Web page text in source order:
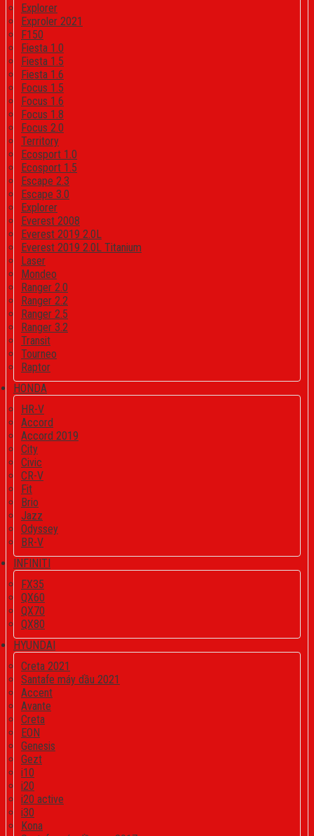
Explorer
Exproler 2021
F150
Fiesta 1.0
Fiesta 1.5
Fiesta 1.6
Focus 1.5
Focus 1.6
Focus 1.8
Focus 2.0
Territory
Ecosport 1.0
Ecosport 1.5
Escape 2.3
Escape 3.0
Explorer
Everest 2008
Everest 2019 2.0L
Everest 2019 2.0L Titanium
Laser
Mondeo
Ranger 2.0
Ranger 2.2
Ranger 2.5
Ranger 3.2
Transit
Tourneo
Raptor
HONDA
HR-V
Accord
Accord 2019
City
Civic
CR-V
Fit
Brio
Jazz
Odyssey
BR-V
INFINITI
FX35
QX60
QX70
QX80
HYUNDAI
Creta 2021
Santafe máy dầu 2021
Accent
Avante
Creta
EON
Genesis
Gezt
i10
i20
i20 active
i30
Kona